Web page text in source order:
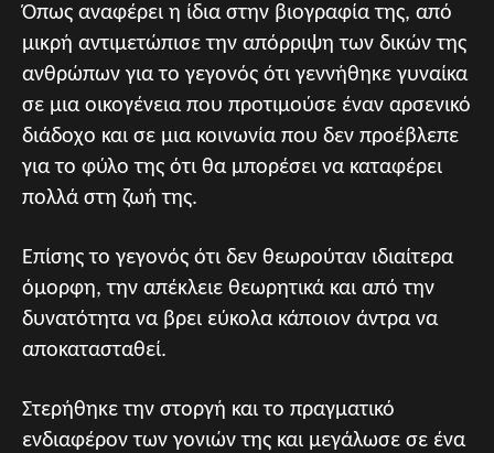
Όπως αναφέρει η ίδια στην βιογραφία της, από
μικρή αντιμετώπισε την απόρριψη των δικών της
ανθρώπων για το γεγονός ότι γεννήθηκε γυναίκα
σε μια οικογένεια που προτιμούσε έναν αρσενικό
διάδοχο και σε μια κοινωνία που δεν προέβλεπε
για το φύλο της ότι θα μπορέσει να καταφέρει
πολλά στη ζωή της.
Επίσης το γεγονός ότι δεν θεωρούταν ιδιαίτερα
όμορφη, την απέκλειε θεωρητικά και από την
δυνατότητα να βρει εύκολα κάποιον άντρα να
αποκατασταθεί.
Στερήθηκε την στοργή και το πραγματικό
ενδιαφέρον των γονιών της και μεγάλωσε σε ένα